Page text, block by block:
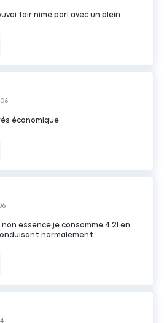
fair nime pari avec un plein
économique
essence je consomme 4.2l en
normalement